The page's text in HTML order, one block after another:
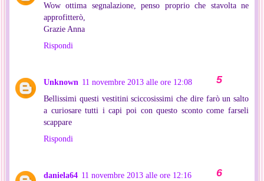
Wow ottima segnalazione, penso proprio che stavolta ne
approfitterò,
Grazie Anna
Rispondi
Unknown 11 novembre 2013 alle ore 12:08
Bellissimi questi vestitini sciccosissimi che dire farò un salto
a curiosare tutti i capi poi con questo sconto come farseli
scappare
Rispondi
daniela64 11 novembre 2013 alle ore 12:16